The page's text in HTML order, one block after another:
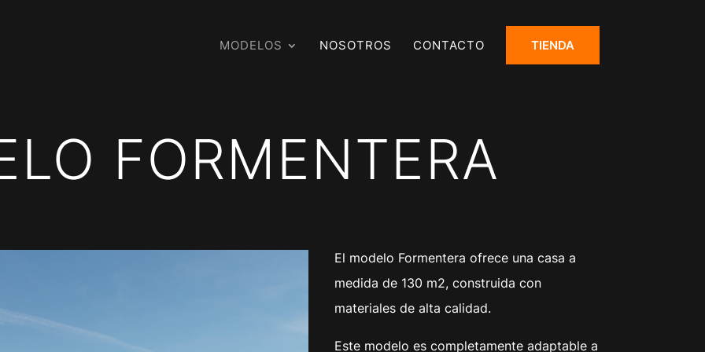
MODELOS NOSOTROS CONTACTO TIENDA
FORMENTERA
El modelo Formentera ofrece una casa a
medida de 130 m2, construida con
materiales de alta calidad.
Este modelo es completamente adaptable a